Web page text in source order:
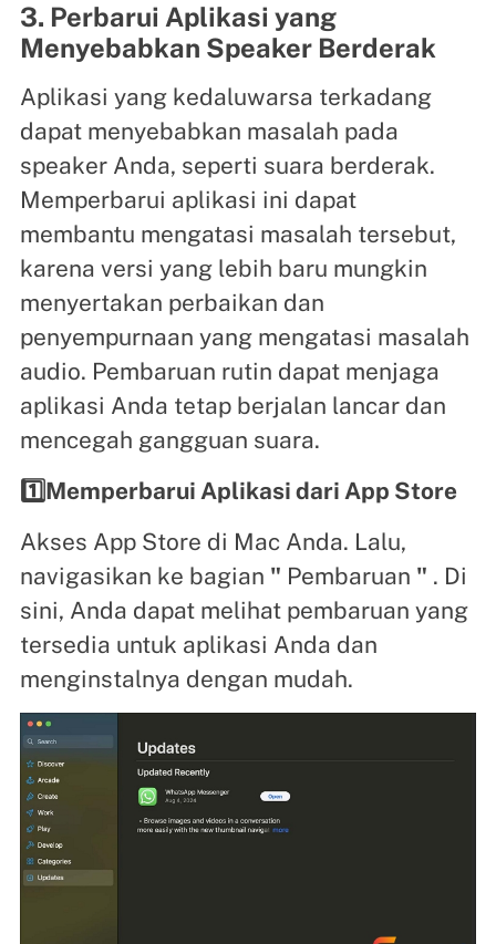
3. Perbarui Aplikasi yang
Menyebabkan Speaker Berderak
Aplikasi yang kedaluwarsa terkadang
dapat menyebabkan masalah pada
speaker Anda, seperti suara berderak.
Memperbarui aplikasi ini dapat
membantu mengatasi masalah tersebut,
karena versi yang lebih baru mungkin
menyertakan perbaikan dan
penyempurnaan yang mengatasi masalah
audio. Pembaruan rutin dapat menjaga
aplikasi Anda tetap berjalan lancar dan
mencegah gangguan suara.
1️⃣Memperbarui Aplikasi dari App Store
Akses App Store di Mac Anda. Lalu,
navigasikan ke bagian " Pembaruan " . Di
sini, Anda dapat melihat pembaruan yang
tersedia untuk aplikasi Anda dan
menginstalnya dengan mudah.